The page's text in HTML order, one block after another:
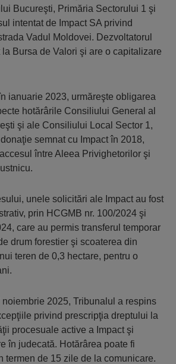
Bucureşti, Primăria Sectorului 1 şi
intentat de Impact SA privind
Vadul Moldovei. Dezvoltatorul
Bursa de Valori şi are o capitalizare
ianuarie 2023, urmăreşte obligarea
hotărârile Consiliului General al
şi ale Consiliului Local Sector 1,
semnat cu Impact în 2018,
între Aleea Privighetorilor şi
unele solicitări ale Impact au fost
prin HCGMB nr. 100/2024 şi
care au permis transferul temporar
drum forestier şi scoaterea din
teren de 0,3 hectare, pentru o
noiembrie 2025, Tribunalul a respins
privind prescripţia dreptului la
procesuale active a Impact şi
în judecată. Hotărârea poate fi
termen de 15 zile de la comunicare.